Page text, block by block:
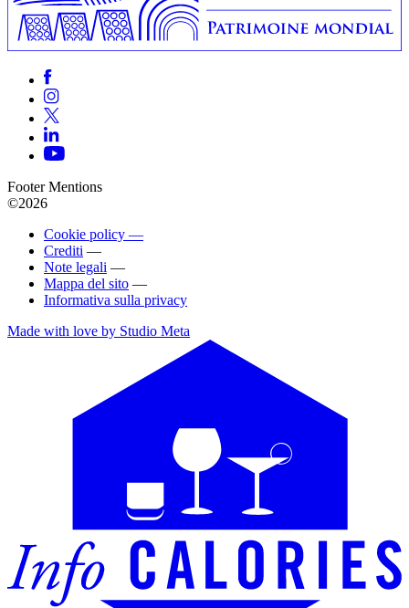
Footer Mentions
©2026
Cookie policy —
Crediti —
Note legali —
Mappa del sito —
Informativa sulla privacy
Made with love by Studio Meta